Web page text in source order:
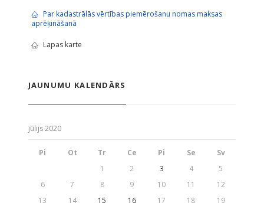
Par kadastrālās vērtības piemērošanu nomas maksas
aprēķināšanā
Lapas karte
JAUNUMU KALENDĀRS
jūlijs 2020
Pi Ot Tr Ce Pi Se
Sv
1
2 3 4
5
6
7 8 9 10 11
12
13
14 15 16 17 18
19